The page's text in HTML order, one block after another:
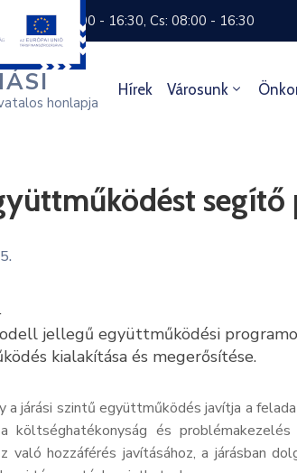
H: 8:00 - 16:30, Cs: 08:00 - 16:30
honlapja
Hírek Városunk
segítő
jellegű együttműködési
kialakítása és megerősítése.
a járási szintű együttműködés javítja a
költséghatékonyság és
való hozzáférés javításához, a járásban